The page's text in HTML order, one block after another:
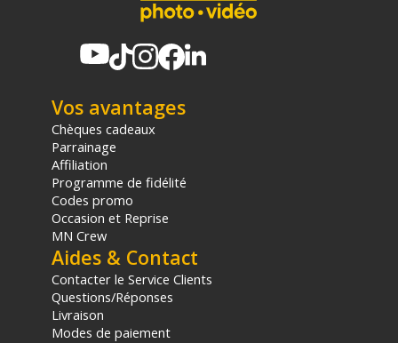
Vos avantages
Chèques cadeaux
Parrainage
Affiliation
Programme de fidélité
Codes promo
Occasion et Reprise
MN Crew
Aides & Contact
Contacter le Service Clients
Questions/Réponses
Livraison
Modes de paiement